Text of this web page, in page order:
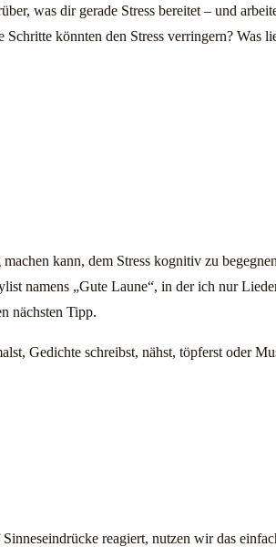
was dir gerade Stress bereitet – und
könnten den Stress verringern?
kann, dem Stress kognitiv zu
namens „Gute Laune“, in der ich nur
nächsten Tipp.
Gedichte schreibst, nähst, töpferst oder
reagiert, nutzen wir das